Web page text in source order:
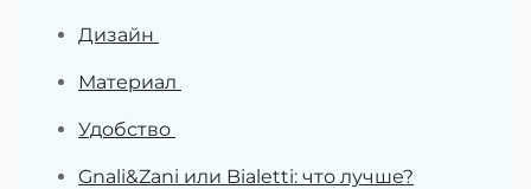
Дизайн
Материал
Удобство
Gnali&Zani или Bialetti: что лучше?